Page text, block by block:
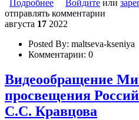
Подробнее о День
Федерации
Войдите или
отправлять комментарии
августа 17 2022
Posted By: maltseva-kseniya
Комментарии: 0
Видеообращение
просвещения
С.С. Кравцова